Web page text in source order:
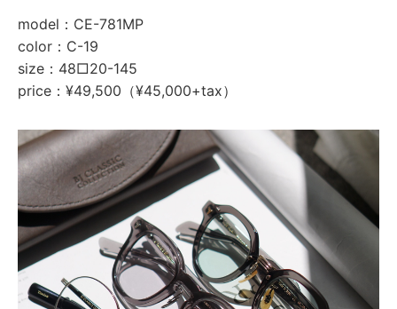
model：CE-781MP
color：C-19
size：48□20-145
price：¥49,500（¥45,000+tax）